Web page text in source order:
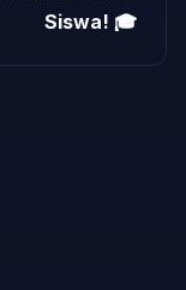
Siswa! 🎓